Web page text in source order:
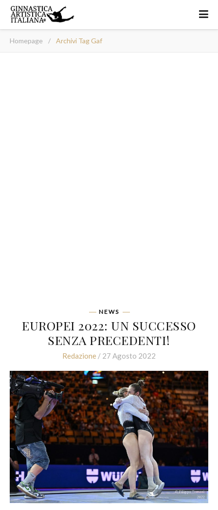
Homepage / Archivi Tag Gaf
NEWS
EUROPEI 2022: UN SUCCESSO
SENZA PRECEDENTI!
Redazione / 27 Agosto 2022